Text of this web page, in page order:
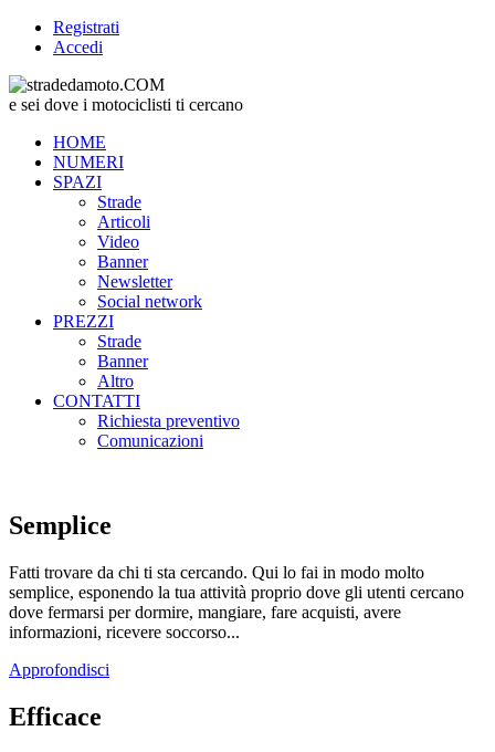
Registrati
Accedi
e sei dove i motociclisti ti cercano
HOME
NUMERI
SPAZI
Strade
Articoli
Video
Banner
Newsletter
Social network
PREZZI
Strade
Banner
Altro
CONTATTI
Richiesta preventivo
Comunicazioni
Semplice
Fatti trovare da chi ti sta cercando. Qui lo fai in modo molto
semplice, esponendo la tua attività proprio dove gli utenti cercano
dove fermarsi per dormire, mangiare, fare acquisti, avere
informazioni, ricevere soccorso...
Approfondisci
Efficace